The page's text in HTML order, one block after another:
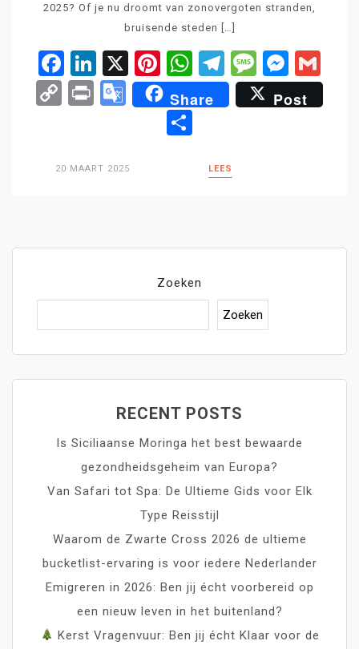
2025? Of je nu droomt van zonovergoten stranden,
bruisende steden […]
Facebook
LinkedIn
X Pinterest
WhatsApp
Telegram
CopyPrintGoogle
Translate
Share Post
20 MAART 2025 LEES
Zoeken
Zoeken
RECENT POSTS
Is Siciliaanse Moringa het best bewaarde
gezondheidsgeheim van Europa?
Van Safari tot Spa: De Ultieme Gids voor Elk
Type Reisstijl
Waarom de Zwarte Cross 2026 de ultieme
bucketlist-ervaring is voor iedere Nederlander
Emigreren in 2026: Ben jij écht voorbereid op
een nieuw leven in het buitenland?
Kerst Vragenvuur: Ben jij écht Klaar voor de